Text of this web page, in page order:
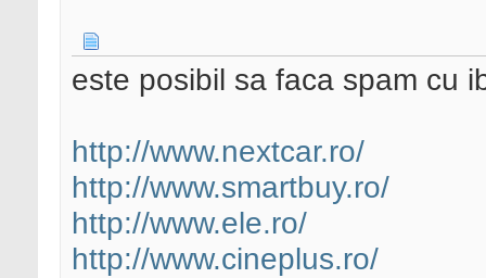
este posibil sa faca spam cu
http://www.nextcar.ro/
http://www.smartbuy.ro/
http://www.ele.ro/
http://www.cineplus.ro/